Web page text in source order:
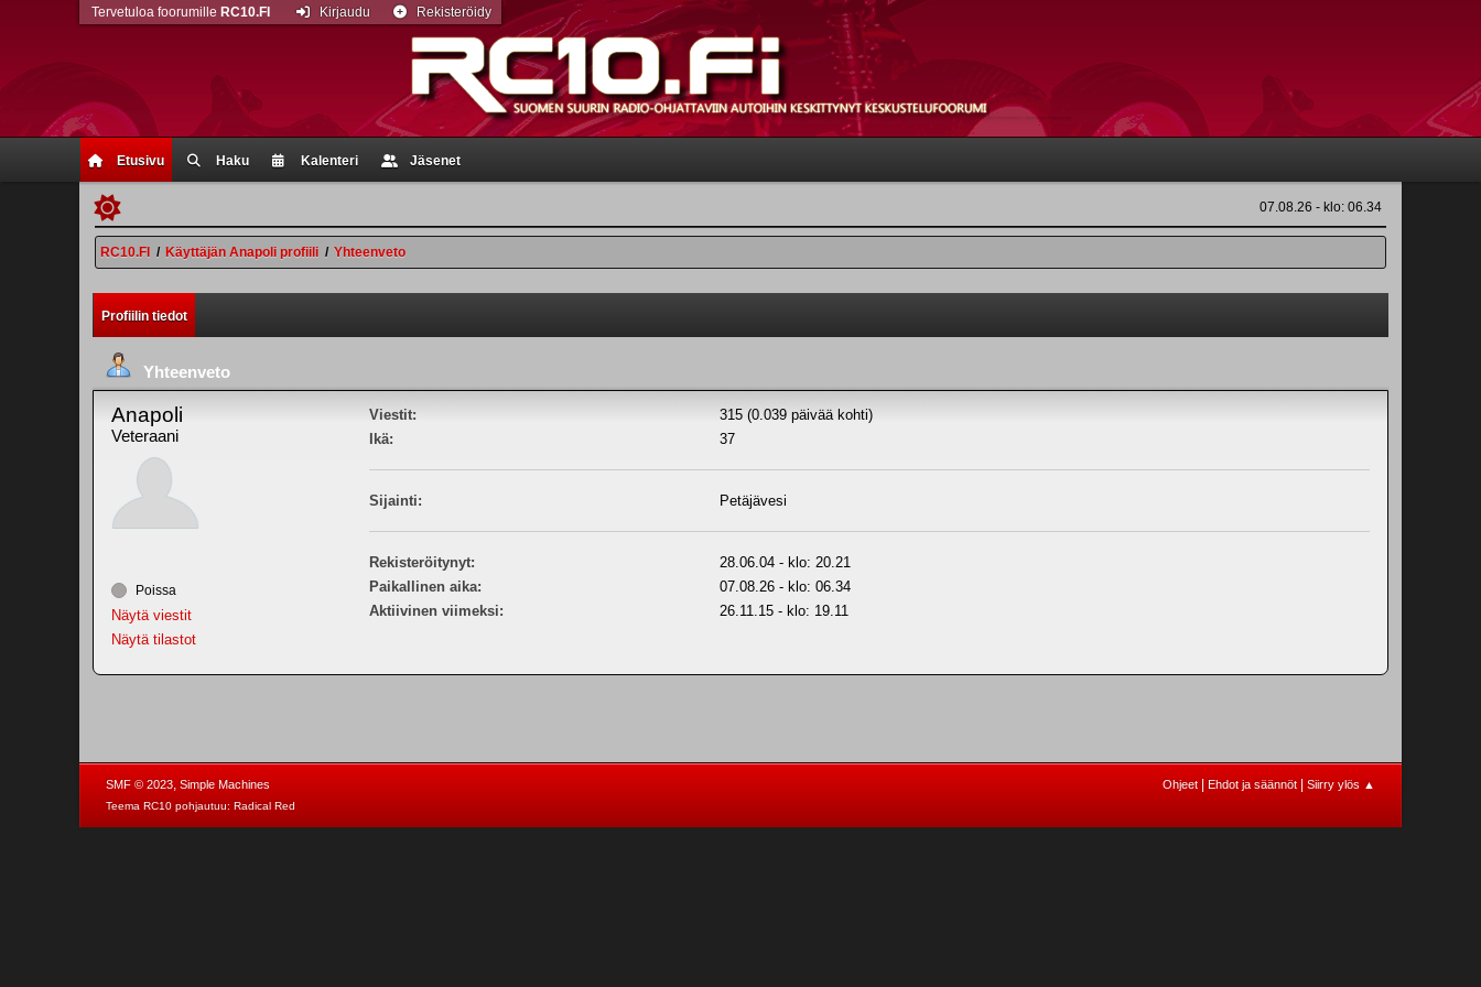
Etusivu Haku Kalenteri Jäsenet
Tervetuloa foorumille RC10.FI Kirjaudu Rekisteröidy
07.08.26 - klo: 06.34
RC10.FI / Käyttäjän Anapoli profiili / Yhteenveto
Profiilin tiedot
Yhteenveto
Anapoli
Veteraani
Poissa
Näytä viestit
Näytä tilastot
Viestit:
315 (0.039 päivää kohti)
Ikä:
37
Sijainti: Petäjävesi
Rekisteröitynyt:
28.06.04 - klo: 20.21
Paikallinen aika:
07.08.26 - klo: 06.34
Aktiivinen viimeksi:
26.11.15 - klo: 19.11
Ohjeet Ehdot ja säännöt Siirry ylös ▲
SMF © 2023, Simple Machines
Teema RC10 pohjautuu: Radical Red